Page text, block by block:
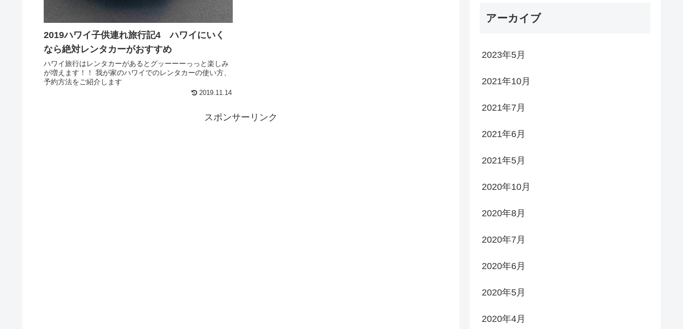
2019ハワイ子供連れ旅行記4 ハワイにいく
なら絶対レンタカーがおすすめ
ハワイ旅行はレンタカーがあるとグッーーーっっと楽しみ
が増えます！！ 我が家のハワイでのレンタカーの使い方、
予約方法をご紹介します
2019.11.14
スポンサーリンク
アーカイブ
2023年5月
2021年10月
2021年7月
2021年6月
2021年5月
2020年10月
2020年8月
2020年7月
2020年6月
2020年5月
2020年4月